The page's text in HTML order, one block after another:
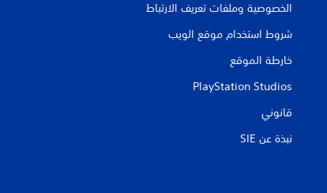
الخصوصية وملفات تعريف الارتباط
شروط استخدام موقع الويب
خارطة الموقع
PlayStation Studios
قانوني
نبذة عن SIE‏